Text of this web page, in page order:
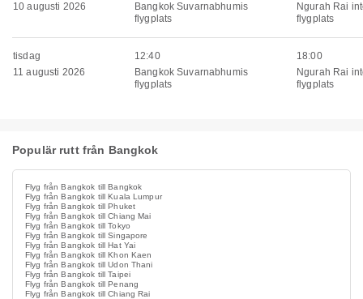
10 augusti 2026
Bangkok Suvarnabhumis
flygplats
Ngurah Rai
flygplats
tisdag
11 augusti 2026
12:40
Bangkok Suvarnabhumis
flygplats
18:00
Ngurah Rai
flygplats
Populär rutt från Bangkok
Flyg från Bangkok till Bangkok
Flyg från Bangkok till Kuala Lumpur
Flyg från Bangkok till Phuket
Flyg från Bangkok till Chiang Mai
Flyg från Bangkok till Tokyo
Flyg från Bangkok till Singapore
Flyg från Bangkok till Hat Yai
Flyg från Bangkok till Khon Kaen
Flyg från Bangkok till Udon Thani
Flyg från Bangkok till Taipei
Flyg från Bangkok till Penang
Flyg från Bangkok till Chiang Rai